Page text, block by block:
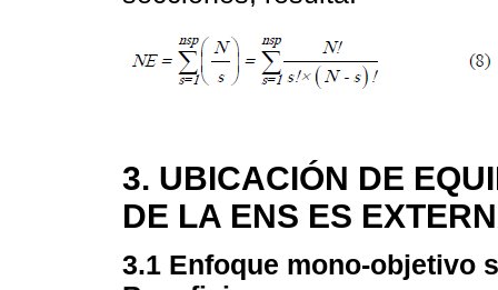
3. UBICACIÓN DE
DE LA ENS ES
3.1 Enfoque mono-objetivo